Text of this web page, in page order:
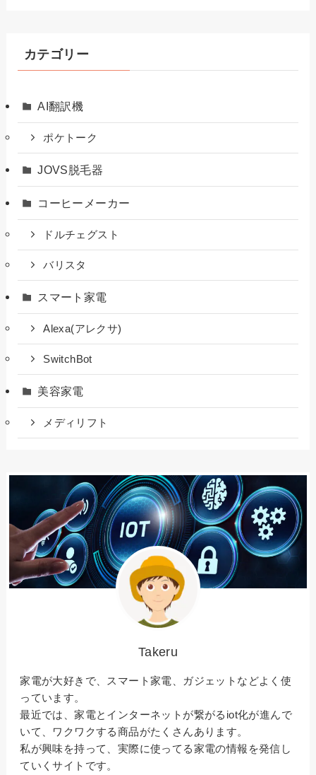
カテゴリー
AI翻訳機
ポケトーク
JOVS脱毛器
コーヒーメーカー
ドルチェグスト
バリスタ
スマート家電
Alexa(アレクサ)
SwitchBot
美容家電
メディリフト
Takeru
家電が大好きで、スマート家電、ガジェットなどよく使
っています。
最近では、家電とインターネットが繋がるiot化が進んで
いて、ワクワクする商品がたくさんあります。
私が興味を持って、実際に使ってる家電の情報を発信し
ていくサイトです。